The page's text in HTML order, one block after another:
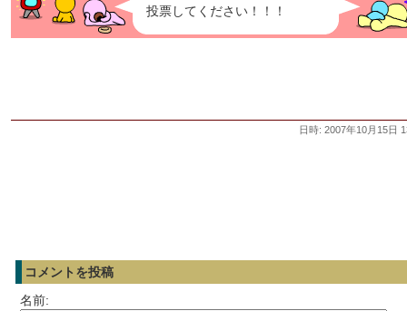
投票してください！！！
日時: 2007年10月15日
コメントを投稿
名前: